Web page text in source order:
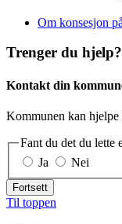
Om konsesjon
Trenger du hjelp?
Kontakt din
Kommunen kan hjelpe
Fant du det du lette
Ja
Nei
Fortsett
Til toppen